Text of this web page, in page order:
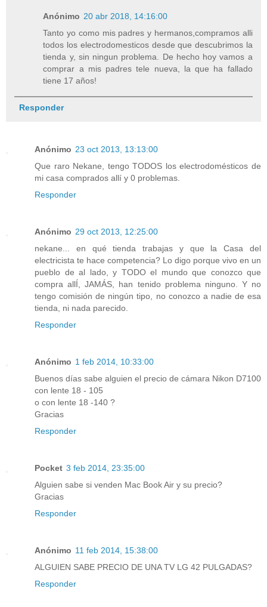
Anónimo 20 abr 2018, 14:16:00
Tanto yo como mis padres y hermanos,compramos alli
todos los electrodomesticos desde que descubrimos la
tienda y, sin ningun problema. De hecho hoy vamos a
comprar a mis padres tele nueva, la que ha fallado
tiene 17 años!
Responder
Anónimo 23 oct 2013, 13:13:00
Que raro Nekane, tengo TODOS los electrodomésticos de
mi casa comprados allí y 0 problemas.
Responder
Anónimo 29 oct 2013, 12:25:00
nekane... en qué tienda trabajas y que la Casa del
electricista te hace competencia? Lo digo porque vivo en un
pueblo de al lado, y TODO el mundo que conozco que
compra allÍ, JAMÁS, han tenido problema ninguno. Y no
tengo comisión de ningún tipo, no conozco a nadie de esa
tienda, ni nada parecido.
Responder
Anónimo 1 feb 2014, 10:33:00
Buenos días sabe alguien el precio de cámara Nikon D7100
con lente 18 - 105
o con lente 18 -140 ?
Gracias
Responder
Pocket 3 feb 2014, 23:35:00
Alguien sabe si venden Mac Book Air y su precio?
Gracias
Responder
Anónimo 11 feb 2014, 15:38:00
ALGUIEN SABE PRECIO DE UNA TV LG 42 PULGADAS?
Responder